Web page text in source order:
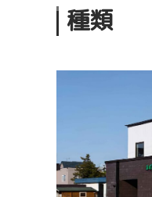
種類